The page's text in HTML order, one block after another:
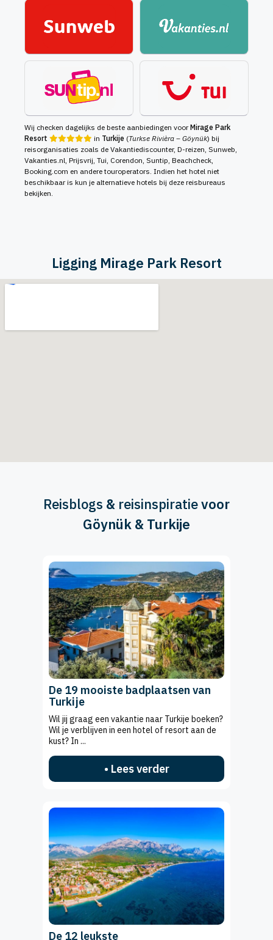
Wij checken dagelijks de beste aanbiedingen voorMirage Park
Resort
in Turkije (Turkse Rivièra – Göynük) bij
reisorganisaties zoals de Vakantiediscounter, D-reizen, Sunweb,
Vakanties.nl, Prijsvrij, Tui, Corendon, Suntip, Beachcheck,
Booking.com en andere touroperators. Indien het hotel niet
beschikbaar is kun je alternatieve hotels bij deze reisbureaus
bekijken.
Ligging Mirage Park Resort
Reisblogs & reisinspiratievoor
Göynük & Turkije
De 19 mooiste badplaatsen van
Turkije
Wil jij graag een vakantie naar Turkije boeken?
Wil je verblijven in een hotel of resort aan de
kust? In ...
• Lees verder
De 12 leukste